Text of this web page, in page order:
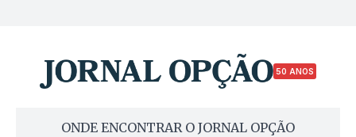
50 ANOS
ONDE ENCONTRAR O JORNAL OPÇÃO